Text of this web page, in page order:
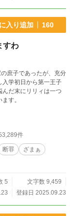
入り追加 160
すわ
庶子であったが、充分
入学初日から第一王子
だ末にリリィは一つ
す。
件
断罪
ざまぁ
5
文字数 9,459
登録日 2025.09.23